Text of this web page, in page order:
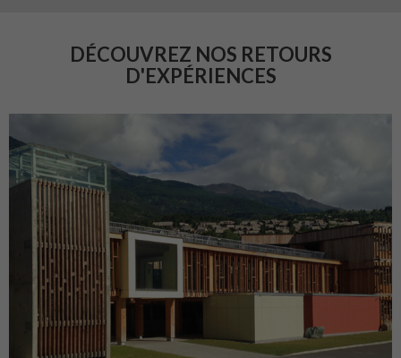
DÉCOUVREZ NOS RETOURS
D'EXPÉRIENCES